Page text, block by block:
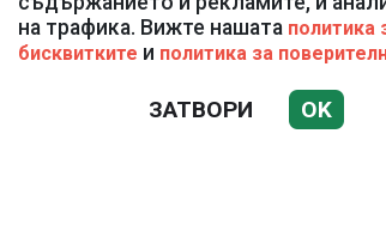
на трафика. Вижте нашата политика
бисквитките и политика за
ЗАТВОРИ OK